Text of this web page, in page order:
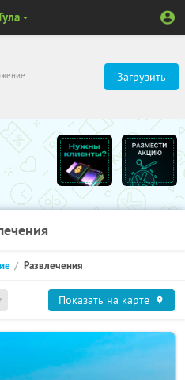
Загрузить
Развлечения
Показать на карте